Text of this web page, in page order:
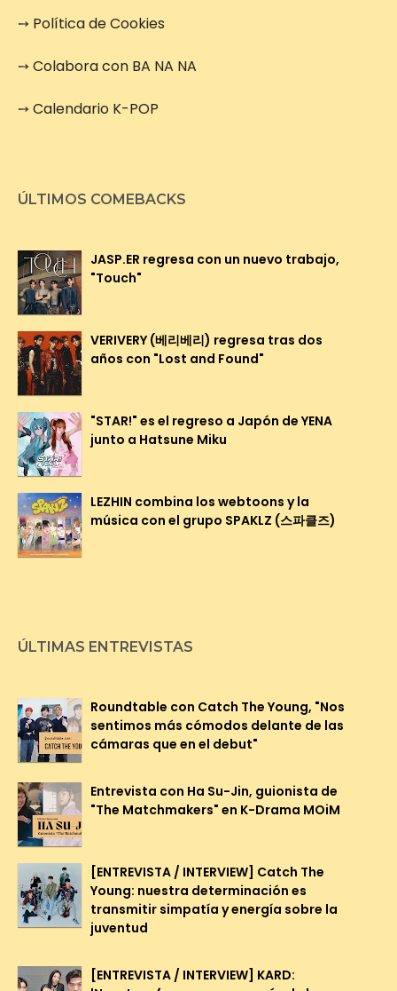
➙ Política de Cookies
➙Colabora con BA NA NA
➙Calendario K-POP
ÚLTIMOS COMEBACKS
JASP.ER regresa con un nuevo trabajo,
"Touch"
VERIVERY (베리베리) regresa tras dos
años con "Lost and Found"
"STAR!" es el regreso a Japón de YENA
junto a Hatsune Miku
LEZHIN combina los webtoons y la
música con el grupo SPAKLZ (스파클즈)
ÚLTIMAS ENTREVISTAS
Roundtable con Catch The Young, "Nos
sentimos más cómodos delante de las
cámaras que en el debut"
Entrevista con Ha Su-Jin, guionista de
"The Matchmakers" en K-Drama MOiM
[ENTREVISTA / INTERVIEW] Catch The
Young: nuestra determinación es
transmitir simpatía y energía sobre la
juventud
[ENTREVISTA / INTERVIEW] KARD: